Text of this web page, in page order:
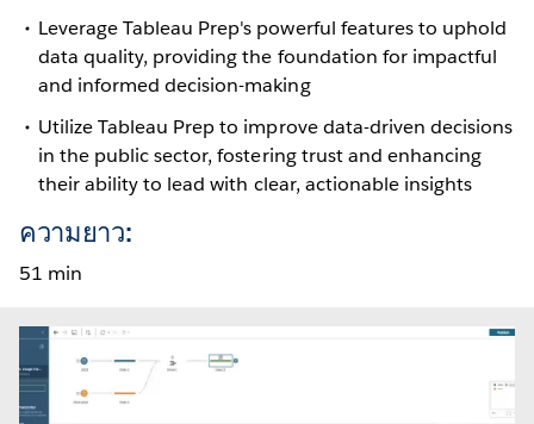
Leverage Tableau Prep's powerful features to uphold
data quality, providing the foundation for impactful
and informed decision-making
Utilize Tableau Prep to improve data-driven decisions
in the public sector, fostering trust and enhancing
their ability to lead with clear, actionable insights
ความยาว:
51 min